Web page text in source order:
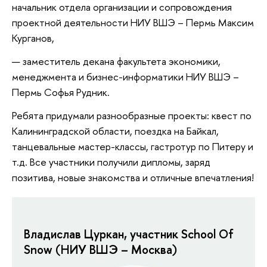
начальник отдела организации и сопровождения
проектной деятельности НИУ ВШЭ – Пермь Максим
Курганов,
заместитель декана факультета экономики,
менеджмента и бизнес-информатики НИУ ВШЭ –
Пермь Софья Рудник.
Ребята придумали разнообразные проекты: квест по
Калининградской области, поездка на Байкал,
танцевальные мастер-классы, гастротур по Питеру и
т.д. Все участники получили дипломы, заряд
позитива, новые знакомства и отличные впечатления!
Владислав Цуркан, участник School Of
Snow (НИУ ВШЭ – Москва)